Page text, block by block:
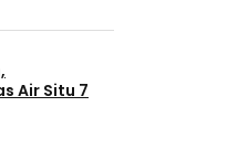
Air Situ 7